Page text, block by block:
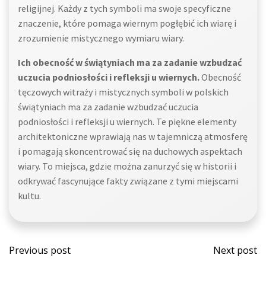
religijnej. Każdy z tych symboli ma swoje specyficzne
znaczenie, które pomaga wiernym pogłębić ich wiarę i
zrozumienie mistycznego wymiaru wiary.
Ich obecność w świątyniach ma za zadanie wzbudzać
uczucia podniosłości i refleksji u wiernych.Obecność
tęczowych witraży i mistycznych symboli w polskich
świątyniach ma za zadanie wzbudzać uczucia
podniosłości i refleksji u wiernych. Te piękne elementy
architektoniczne wprawiają nas w tajemniczą atmosferę
i pomagają skoncentrować się na duchowych aspektach
wiary. To miejsca, gdzie można zanurzyć się w historii i
odkrywać fascynujące fakty związane z tymi miejscami
kultu.
Post
Previous post
Post
Next post